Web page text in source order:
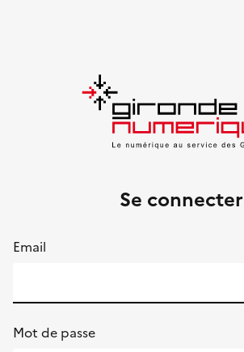
Se connecter
Email
Mot de passe